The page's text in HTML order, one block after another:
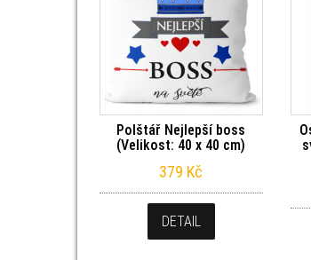
Polštář Nejlepší boss
(Velikost: 40 x 40 cm)
379 Kč
DETAIL